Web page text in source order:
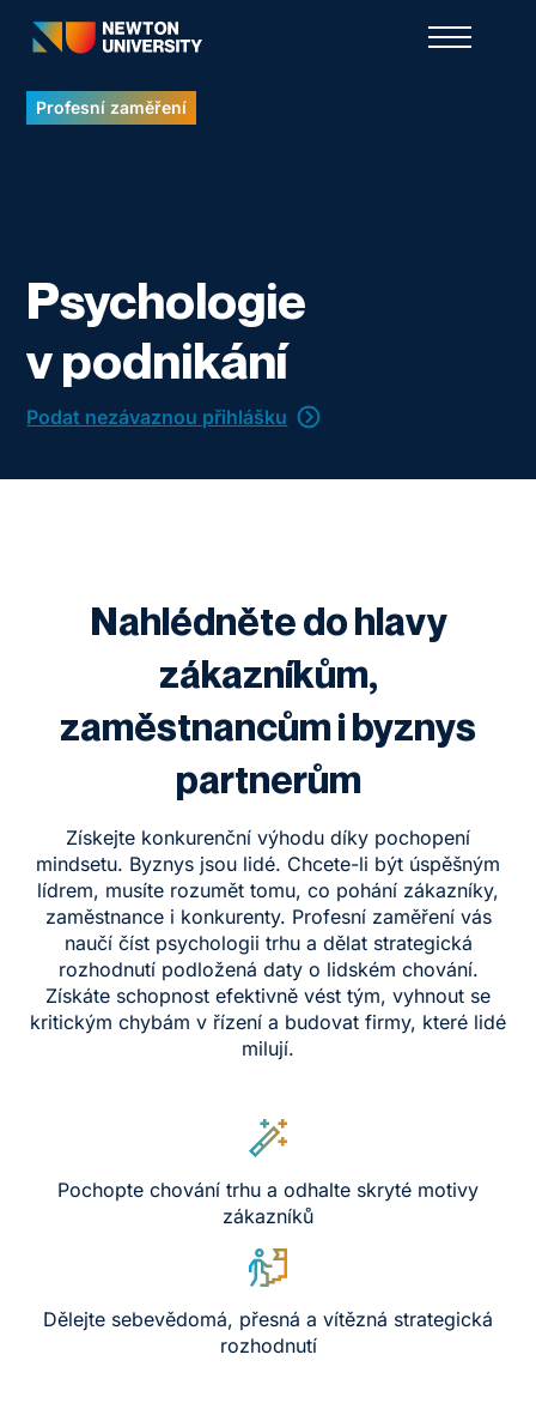
Profesní zaměření
Psychologie
v podnikání
Podat nezávaznou přihlášku
Nahlédněte do hlavy
zákazníkům,
zaměstnancům i byznys
partnerům
Získejte konkurenční výhodu díky pochopení
mindsetu. Byznys jsou lidé. Chcete-li být úspěšným
lídrem, musíte rozumět tomu, co pohání zákazníky,
zaměstnance i konkurenty. Profesní zaměření vás
naučí číst psychologii trhu a dělat strategická
rozhodnutí podložená daty o lidském chování.
Získáte schopnost efektivně vést tým, vyhnout se
kritickým chybám v řízení a budovat firmy, které lidé
milují.
Pochopte chování trhu a odhalte skryté motivy
zákazníků
Dělejte sebevědomá, přesná a vítězná strategická
rozhodnutí